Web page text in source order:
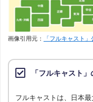
画像引用元： 「フルキャスト」
「フルキャスト
フルキャストは、日本